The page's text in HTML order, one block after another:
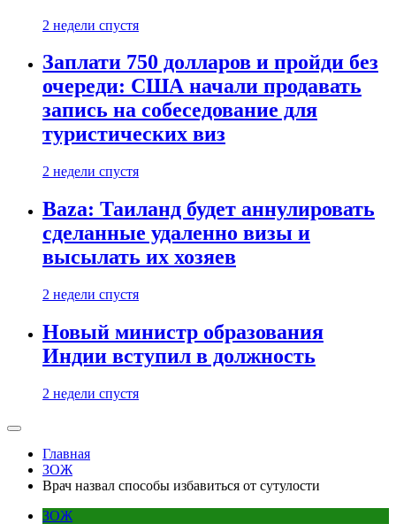
2 недели спустя
Заплати 750 долларов и пройди без
очереди: США начали продавать
запись на собеседование для
туристических виз
2 недели спустя
Baza: Таиланд будет аннулировать
сделанные удаленно визы и
высылать их хозяев
2 недели спустя
Новый министр образования
Индии вступил в должность
2 недели спустя
Главная
ЗОЖ
Врач назвал способы избавиться от сутулости
ЗОЖ